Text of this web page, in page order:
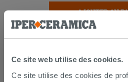
Ce site web utilise des cookies.
Ce site utilise des cookies de
AJOUTER AU